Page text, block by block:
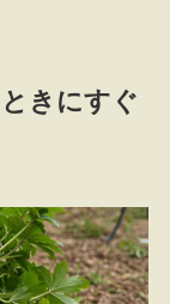
きにすぐ